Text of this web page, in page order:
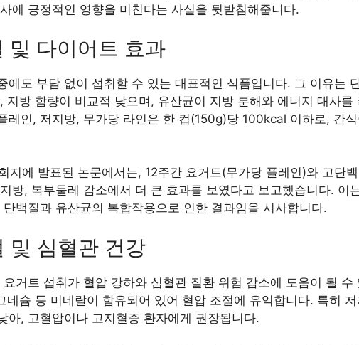
에 긍정적인 영향을 미친다는 사실을 뒷받침해줍니다.
및 다이어트 효과
에도 부담 없이 섭취할 수 있는 대표적인 식품입니다. 그 이유는
지방 함량이 비교적 낮으며, 유산균이 지방 분해와 에너지 대사
레인, 저지방, 무가당 라인은 한 컵(150g)당 100kcal 이하로, 간
지에 발표된 논문에서는, 12주간 요거트(무가당 플레인)와 고단
방, 복부둘레 감소에서 더 큰 효과를 보였다고 보고했습니다. 이
백질과 유산균의 복합작용으로 인한 결과임을 시사합니다.
및 심혈관 건강
거트 섭취가 혈압 강하와 심혈관 질환 위험 감소에 도움이 될 수
네슘 등 미네랄이 함유되어 있어 혈압 조절에 유익합니다. 특히
아, 고혈압이나 고지혈증 환자에게 권장됩니다.